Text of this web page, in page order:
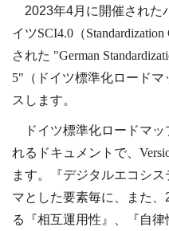
2023年4月に開催された
イツSCI4.0 （
された "German
5"（ドイツ標準化ロードマ
スします。
ドイツ標準化ロードマッ
れるドキュメントで、
ます。『デジタルエコシ
マとした要素毎に、また、
る『相互運用性』、『自